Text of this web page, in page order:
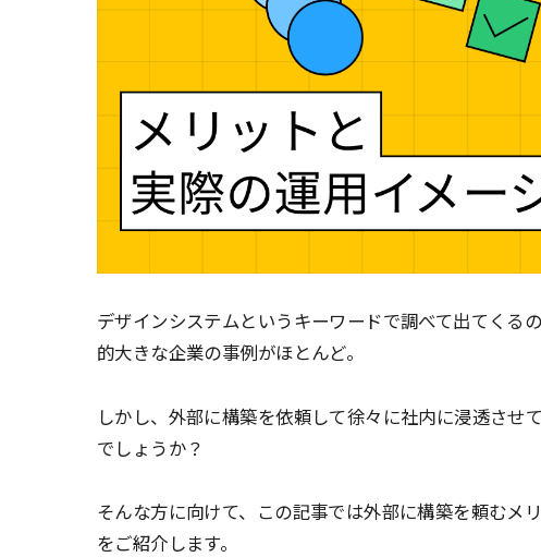
デザインシステムというキーワードで調べて出てくる
的大きな企業の事例がほとんど。
しかし、外部に構築を依頼して徐々に社内に浸透させ
でしょうか？
そんな方に向けて、この記事では外部に構築を頼むメ
をご紹介します。